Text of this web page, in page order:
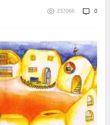
237066 0